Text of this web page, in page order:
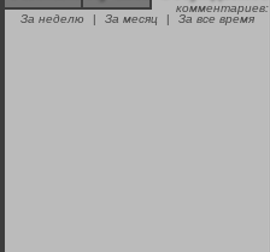
"Аркадий Коц" на
эгалите-фесте "Не
комментариев:
За неделю
| За месяц | За все время